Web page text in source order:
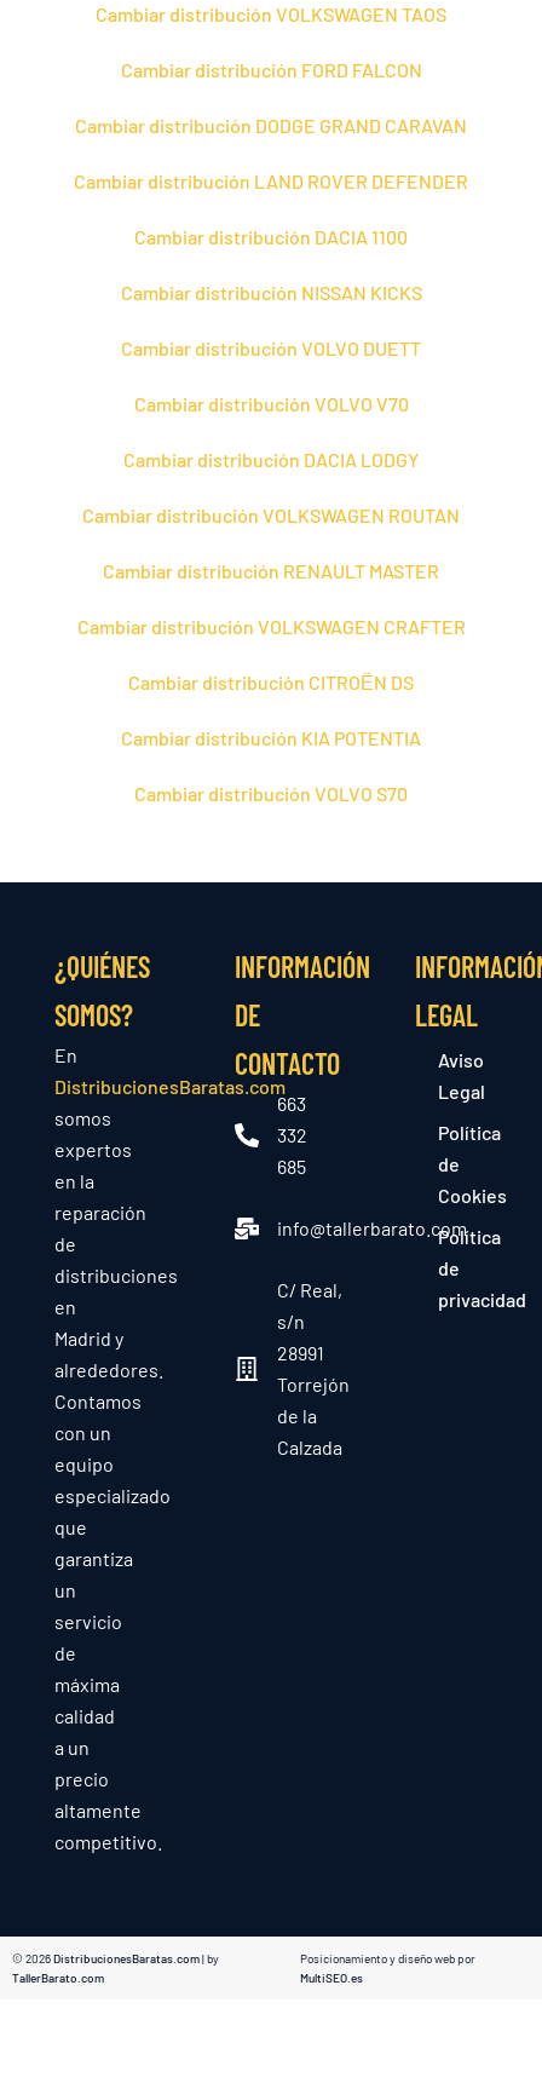
Cambiar distribución VOLKSWAGEN TAOS
Cambiar distribución FORD FALCON
Cambiar distribución DODGE GRAND CARAVAN
Cambiar distribución LAND ROVER DEFENDER
Cambiar distribución DACIA 1100
Cambiar distribución NISSAN KICKS
Cambiar distribución VOLVO DUETT
Cambiar distribución VOLVO V70
Cambiar distribución DACIA LODGY
Cambiar distribución VOLKSWAGEN ROUTAN
Cambiar distribución RENAULT MASTER
Cambiar distribución VOLKSWAGEN CRAFTER
Cambiar distribución CITROЁN DS
Cambiar distribución KIA POTENTIA
Cambiar distribución VOLVO S70
¿QUIÉNES
SOMOS?
En
DistribucionesBaratas.com
somos
expertos
en la
reparación
de
distribuciones
en
Madrid y
alrededores.
Contamos
con un
equipo
especializado
que
garantiza
un
servicio
de
máxima
calidad
a un
precio
altamente
competitivo.
INFORMACIÓN
DE
CONTACTO
663
332
685
info@tallerbarato.com
C/ Real,
s/n
28991
Torrejón
de la
Calzada
LEGAL
Aviso
Legal
Política
de
Cookies
Política
de
privacidad
© 2026DistribucionesBaratas.com| by
TallerBarato.com
Posicionamiento y diseño web por
MultiSEO.es